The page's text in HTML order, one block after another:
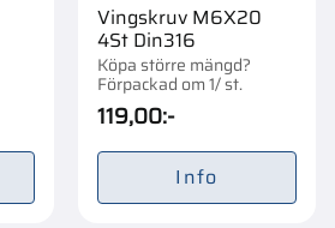
Vingskruv M6X20
4St Din316
Köpa större mängd?
Förpackad om 1/ st.
119,00:-
Info